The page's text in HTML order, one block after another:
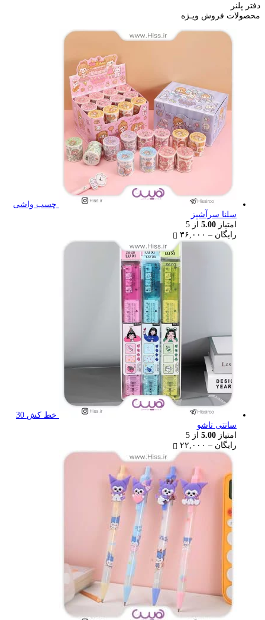
دفتر پلنر
محصولات فروش ویـژه
چسب واشی
سلنا سرآشپز
امتیاز 5.00 از 5
رایگان – ۳۶,۰۰۰
range:
رایگان
through
۳۶,۰۰۰ تومان
خط کش 30
سانتی تاشو
امتیاز 5.00 از 5
رایگان – ۲۲,۰۰۰
range:
رایگان
through
۲۲,۰۰۰ تومان